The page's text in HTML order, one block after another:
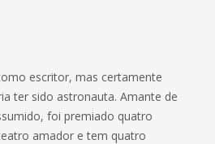
escritor, mas certamente
ter sido astronauta. Amante de
foi premiado quatro
amador e tem quatro